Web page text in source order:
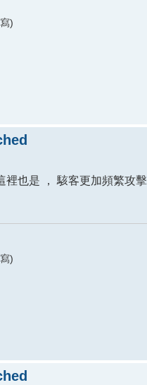
)
裡也是 ， 駭客更加頻繁攻擊
)